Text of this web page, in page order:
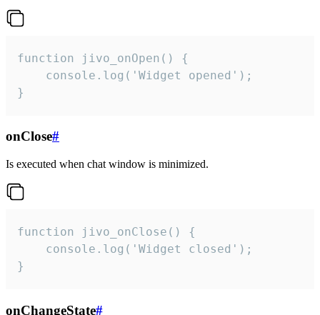
function jivo_onOpen() {
    console.log('Widget opened');
}
onClose#
Is executed when chat window is minimized.
function jivo_onClose() {
    console.log('Widget closed');
}
onChangeState#